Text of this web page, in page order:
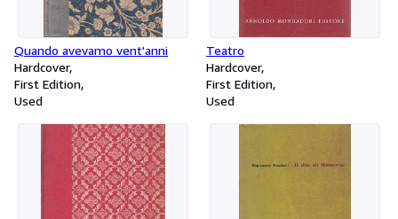
Quando avevamo vent'anni
Hardcover
First Edition
Used
Teatro
Hardcover
First Edition
Used